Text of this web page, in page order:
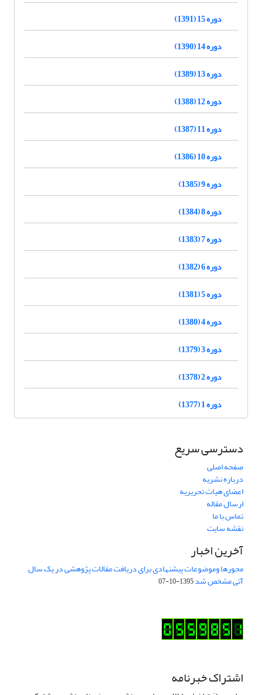
دوره 15 (1391)
دوره 14 (1390)
دوره 13 (1389)
دوره 12 (1388)
دوره 11 (1387)
دوره 10 (1386)
دوره 9 (1385)
دوره 8 (1384)
دوره 7 (1383)
دوره 6 (1382)
دوره 5 (1381)
دوره 4 (1380)
دوره 3 (1379)
دوره 2 (1378)
دوره 1 (1377)
دسترسی سریع
صفحه اصلی
درباره نشریه
اعضای هیات تحریریه
ارسال مقاله
تماس با ما
نقشه سایت
آخرین اخبار
محورها وموضوعات پیشنهادی برای دریافت مقالات پژوهشی در یک سال
آتی مشخص شد1395-10-07
اشتراک خبرنامه